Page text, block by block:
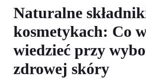
Naturalne
kosmetykach: Co
wiedzieć przy
zdrowej skóry